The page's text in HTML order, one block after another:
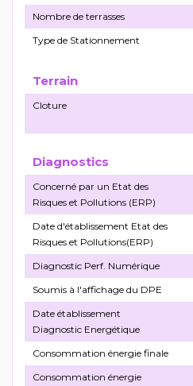
Nombre de terrasses
Type de Stationnement
Terrain
Cloture
Diagnostics
Concerné par un Etat des
Risques et Pollutions (ERP)
Date d'établissement Etat des
Risques et Pollutions(ERP)
Diagnostic Perf. Numérique
Soumis à l'affichage du DPE
Date établissement
Diagnostic Energétique
Consommation énergie finale
Consommation énergie